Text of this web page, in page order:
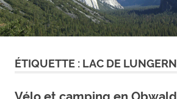
ÉTIQUETTE : LAC DE LUNGERN